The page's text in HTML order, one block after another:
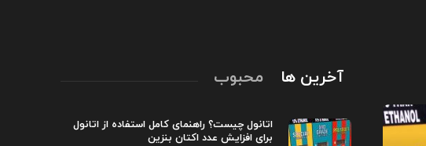
آخرین ها محبوب
اتانول چیست؟ راهنمای کامل استفاده از اتانول
برای افزایش عدد اکتان بنزین